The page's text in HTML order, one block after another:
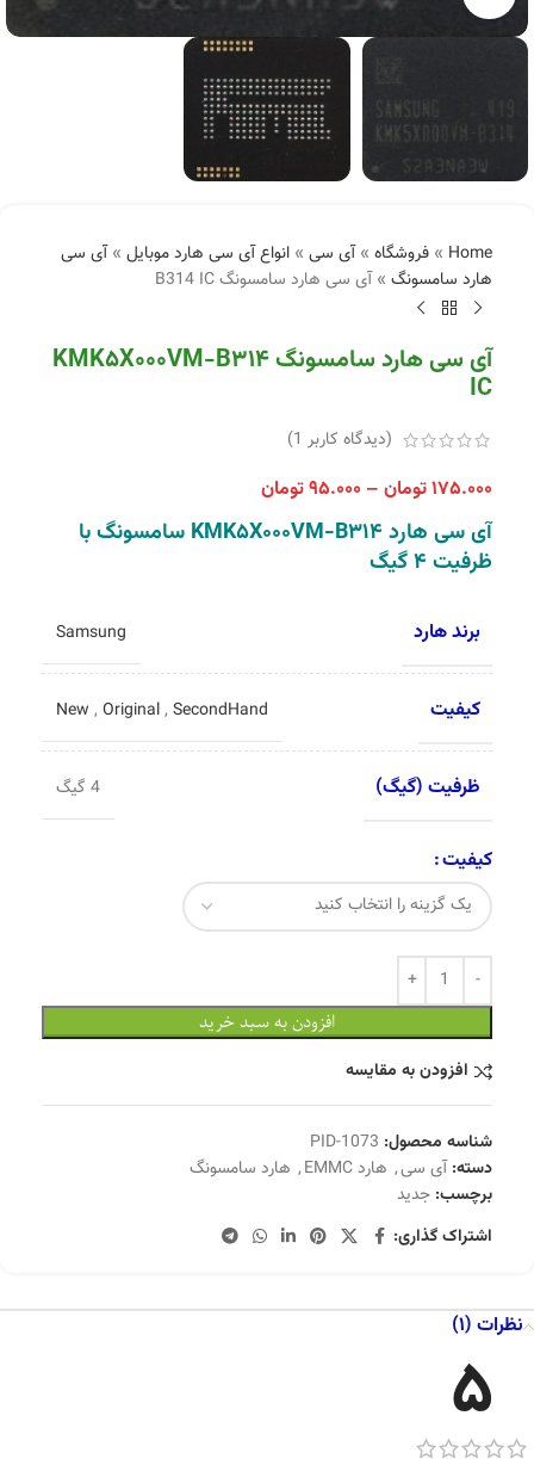
Home
» فروشگاه »آی سی » انواع آی سی هارد موبایل »آی سی
هارد سامسونگ »آی سی هارد سامسونگ B314 IC
آی سی هارد سامسونگ KMK5X000VM-B314
IC
(دیدگاه کاربر 1
)
۱۷۵.۰۰۰تومان – ۹۵.۰۰۰تومان
آی سی هارد KMK5X000VM-B314 سامسونگ با
ظرفیت ۴ گیگ
برند هارد Samsung
کیفیت New , Original, SecondHand
ظرفیت (گیگ) 4 گیگ
کیفیت
افزودن به سبد خرید
افزودن به مقایسه
شناسه محصول: PID-1073
دسته: آی سی, هارد EMMC , هارد سامسونگ
برچسب: جدید
اشتراک گذاری:
نظرات (1)
5